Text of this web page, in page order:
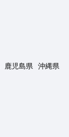
鹿児島県 沖縄県